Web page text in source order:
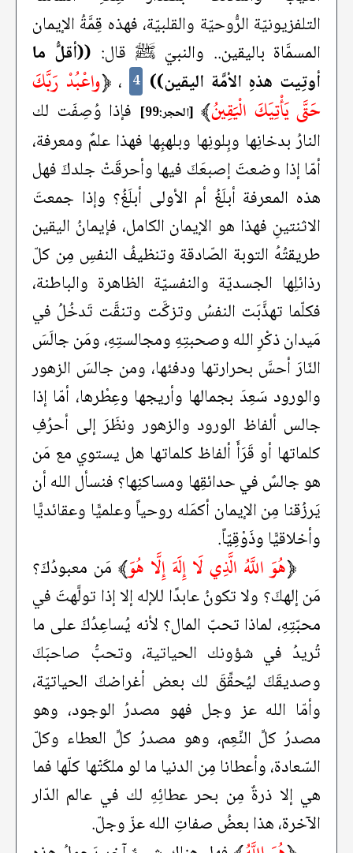
التلفزيونيّة الرُّوحيّة والقلبيّة، فهذه قِمَّةُ الإيمان
المسمَّاة باليقين.. والنبيّ ﷺ قال: ((أقلُّ ما
أوتِيت هذهِ الأمَّة اليقين)) 4 ، ﴿واعْبُدْ رَبَّكَ
حَتَّى يَأْتِيَكَ الْيَقِينُ﴾ [الحجر:99]
فإذا وُصِفَت لك
النارُ بدخانِها وبِلونِها وبلهبِها فهذا علمٌ ومعرفة،
أمّا إذا وضعتَ إصبعَكَ فيها وأحرقَتْ جلدكَ فهل
هذه المعرفة أبلَغُ أم الأولى أبلَغُ؟ وإذا جمعتَ
الاثنتينِ فهذا هو الإيمان الكامل، فإيمانُ اليقين
طريقتُهُ التوبة الصّادقة وتنظيفُ النفسِ مِن كلّ
رذائلِها الجسديّة والنفسيّة الظاهرة والباطنة،
فكلّما تهذَّبَت النفسُ وتزكَّت وتنقَّت تَدخُلُ في
مَيدان ذكْرِ الله وصحبتِهِ ومجالستِهِ، ومَن جالَسَ
النّارَ أحسَّ بحرارتها ودفئها، ومن جالسَ الزهور
والورود سَعِدَ بجمالها وأريجها وعِطْرها، أمّا إذا
جالس ألفاظ الورود والزهور ونظَرَ إلى أحرُفِ
كلماتها أو قَرَأَ ألفاظ كلماتها هل يستوي مع مَن
هو جالسٌ في حدائقِها ومساكنِها؟ فنسأل الله أن
يَرزُقنا مِن الإيمان أكمَله روحياً وعلميًّا وعقائديًّا
وأخلاقيًّا وذَوْقِيّاً.
﴿هُوَ اللَّهُ الَّذِي لَا إِلَهَ إِلَّا هُوَ﴾مَن معبودُكَ؟
مَن إلهكَ؟ ولا تكونُ عابدًا للإله إلا إذا تولَّهتَ في
محبّتِهِ، لماذا تحبّ المال؟ لأنه يُساعِدُكَ على ما
تُريدُ في شؤونك الحياتية، وتحبُّ صاحبَكَ
وصديقَكَ ليُحقِّقَ لك بعض أغراضكَ الحياتيّة،
وأمّا الله عز وجل فهو مصدرُ الوجود، وهو
مصدرُ كلِّ النِّعِم، وهو مصدرُ كلِّ العطاء وكلّ
السّعادة، وأعطانا مِن الدنيا ما لو ملكَتْها كلّها فما
هي إلا ذرةٌ مِن بحر عطائِهِ لك في عالم الدّار
الآخرة، هذا بعضُ صفاتِ الله عزّ وجلّ.